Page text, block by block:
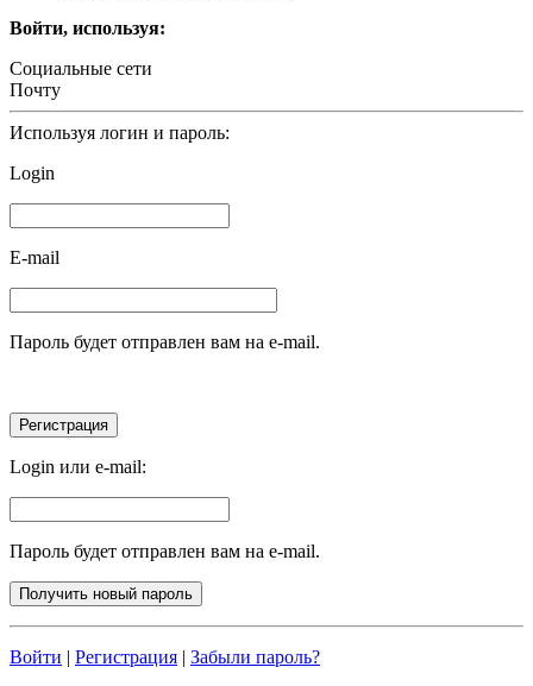
Войти, используя:
Социальные сети
Почту
Используя логин и пароль:
Login
E-mail
Пароль будет отправлен вам на e-mail.
Login или e-mail:
Пароль будет отправлен вам на e-mail.
Войти | Регистрация | Забыли пароль?